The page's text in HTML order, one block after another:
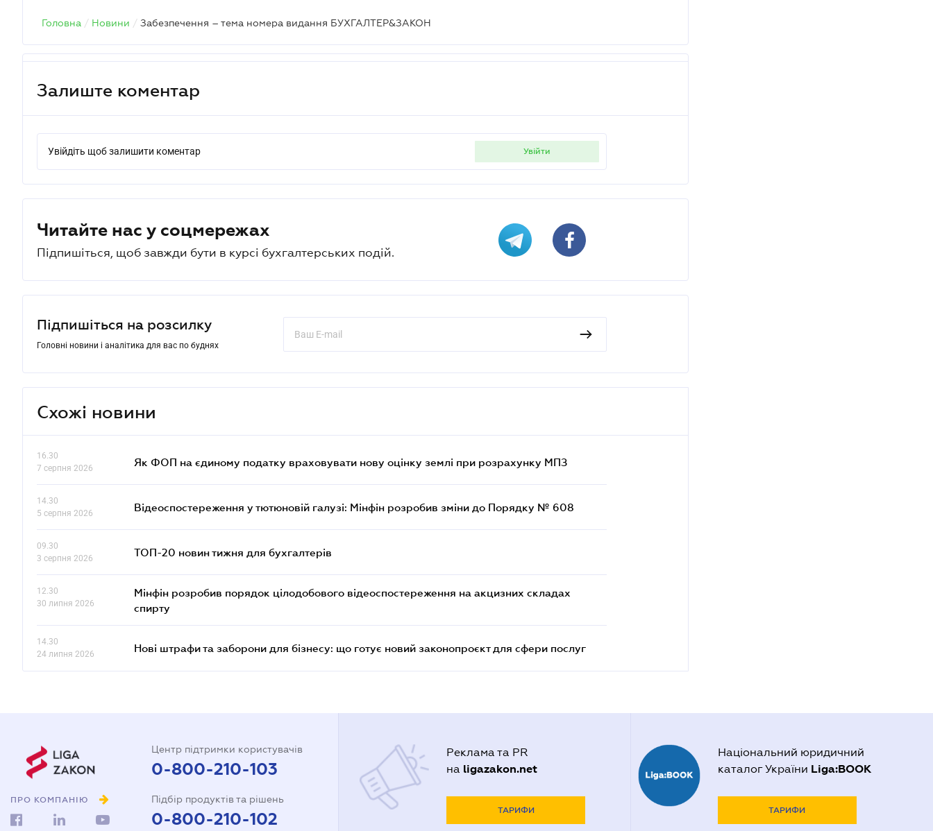
Головна / Новини / Забезпечення – тема номера видання БУХГАЛТЕР&ЗАКОН
Залиште коментар
Увійдіть щоб залишити коментар увійти
Читайте нас у соцмережах
Підпишіться, щоб завжди бути в курсі бухгалтерських подій.
Підпишіться на розсилку
Головні новини і аналітика для вас по буднях
Схожі новини
16.30
7 серпня 2026
Як ФОП на єдиному податку враховувати нову оцінку землі при розрахунку МПЗ
14.30
5 серпня 2026
Відеоспостереження у тютюновій галузі: Мінфін розробив зміни до Порядку № 608
09.30
3 серпня 2026
ТОП-20 новин тижня для бухгалтерів
12.30
30 липня 2026
Мінфін розробив порядок цілодобового відеоспостереження на акцизних складах
спирту
14.30
24 липня 2026
Нові штрафи та заборони для бізнесу: що готує новий законопроєкт для сфери послуг
ПРО КОМПАНІЮ
Центр підтримки користувачів
0-800-210-103
Підбір продуктів та рішень
0-800-210-102
Реклама та PR
на ligazakon.net
ТАРИФИ
Національний юридичний
каталог України Liga:BOOK
ТАРИФИ